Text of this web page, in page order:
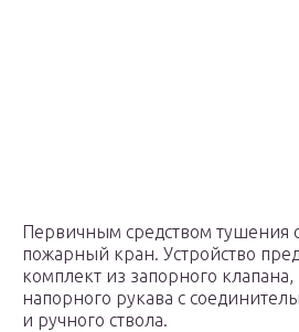
Первичным средством тушения
пожарный кран. Устройство
комплект из запорного
напорного рукава с
и ручного ствола.